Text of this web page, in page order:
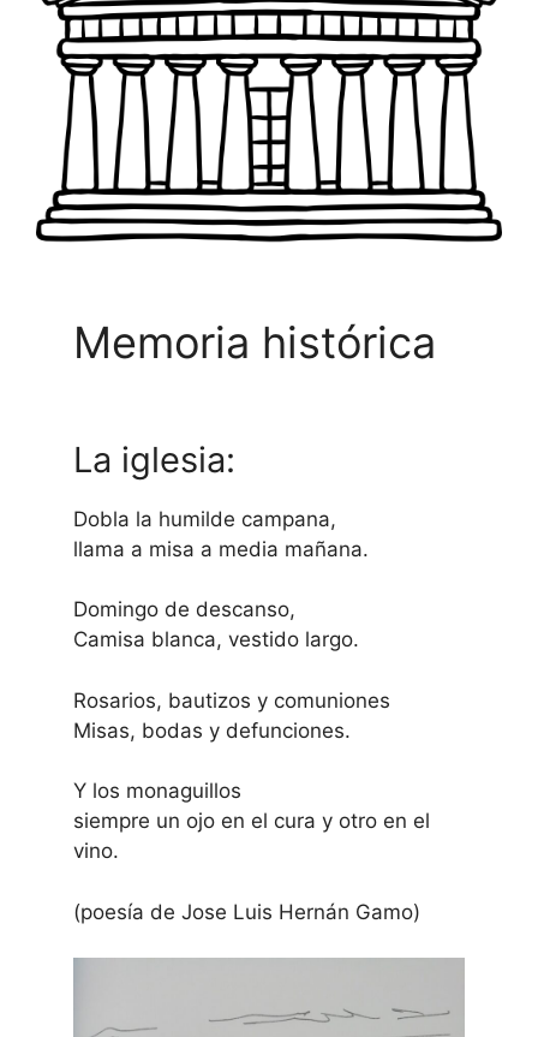
Memoria histórica
La iglesia:
Dobla la humilde campana,
llama a misa a media mañana.
Domingo de descanso,
Camisa blanca, vestido largo.
Rosarios, bautizos y comuniones
Misas, bodas y defunciones.
Y los monaguillos
siempre un ojo en el cura y otro en el
vino.
(poesía de Jose Luis Hernán Gamo)